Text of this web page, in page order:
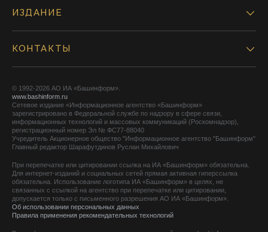
ИЗДАНИЕ
КОНТАКТЫ
© 1992-2026 АО ИА «Башинформ».
www.bashinform.ru
Сетевое издание «Информационное агентство «Башинформ»
зарегистрировано в Федеральной службе по надзору в сфере связи,
информационных технологий и массовых коммуникаций (Роскомнадзор),
регистрационный номер Эл № ФС77-88040
Учредитель Акционерное общество "Информационное агентство "Башинформ"
Главный редактор Шарафутдинов Руслан Михайлович
При перепечатке или цитировании ссылка на ИА «Башинформ» обязательна.
Для интернет-изданий и социальных сетей прямая активная гиперссылка
обязательна. Использование логотипа ИА «Башинформ» в целях, не
связанных с ссылкой на агентство при перепечатке или цитировании,
допускается только с письменного разрешения АО ИА «Башинформ».
Об использовании персональных данных
Правила применения рекомендательных технологий